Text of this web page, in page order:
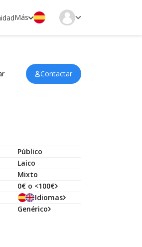
Más
Contactar
Público
Laico
Mixto
0€ o <100€
Idiomas
Genérico